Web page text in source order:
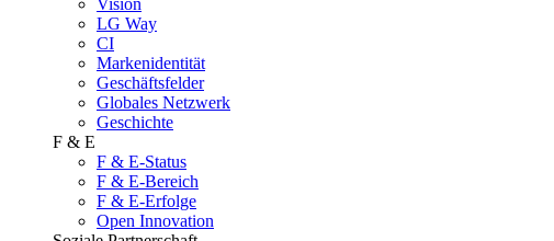
Vision
LG Way
CI
Markenidentität
Geschäftsfelder
Globales Netzwerk
Geschichte
F & E
F & E-Status
F & E-Bereich
F & E-Erfolge
Open Innovation